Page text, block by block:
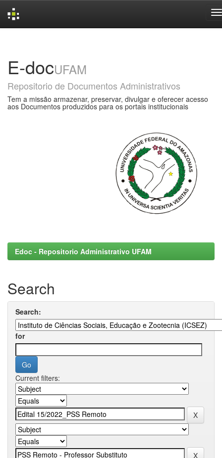
E-docUFAM
Repositorio de Documentos Administrativos
Tem a missão armazenar, preservar, divulgar e oferecer acesso
aos Documentos produzidos para os portais institucionais
Edoc - Repositorio Administrativo UFAM
Search
Search:
for
Current filters: